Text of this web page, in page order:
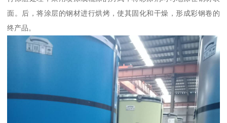
面。后，将涂层的钢材进行烘烤，使其固化和干燥，形成彩钢卷的
终产品。